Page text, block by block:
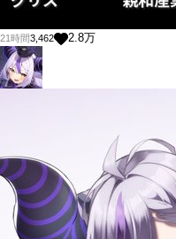
21時間3,462 2.8万